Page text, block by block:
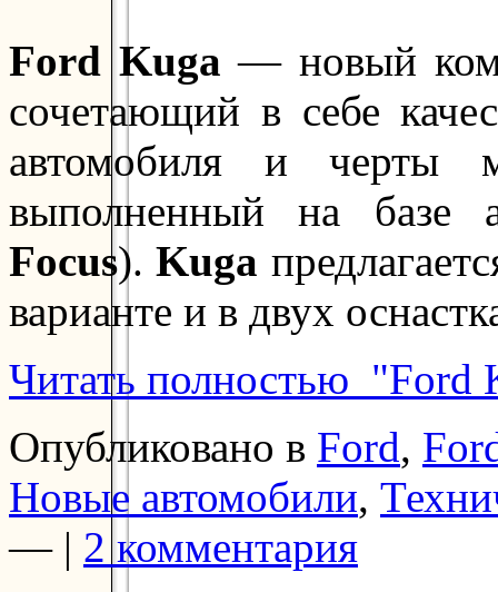
Ford Kuga — новый
сочетающий в себе
автомобиля и черты
выполненный на базе
Focus).Kuga
варианте и в двух
Читать полностью "Ford
Опубликовано в Ford,
Новые автомобили,
— | 2 комментария